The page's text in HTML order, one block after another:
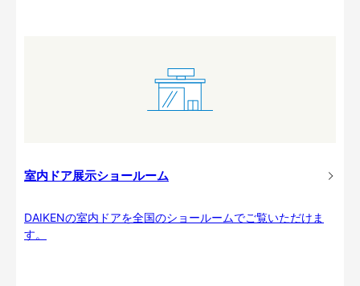
室内ドア展示ショールーム
DAIKENの室内ドアを全国のショールームでご覧いただけま
す。